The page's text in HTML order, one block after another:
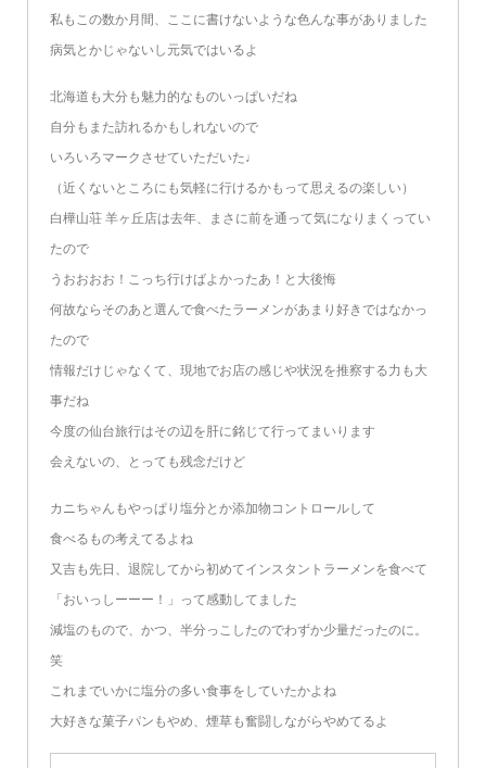
私もこの数か月間、ここに書けないような色んな事がありました
病気とかじゃないし元気ではいるよ
北海道も大分も魅力的なものいっぱいだね
自分もまた訪れるかもしれないので
いろいろマークさせていただいた♩
（近くないところにも気軽に行けるかもって思えるの楽しい）
白樺山荘 羊ヶ丘店は去年、まさに前を通って気になりまくってい
たので
うおおおお！こっち行けばよかったあ！と大後悔
何故ならそのあと選んで食べたラーメンがあまり好きではなかっ
たので
情報だけじゃなくて、現地でお店の感じや状況を推察する力も大
事だね
今度の仙台旅行はその辺を肝に銘じて行ってまいります
会えないの、とっても残念だけど
カニちゃんもやっぱり塩分とか添加物コントロールして
食べるもの考えてるよね
又吉も先日、退院してから初めてインスタントラーメンを食べて
「おいっしーーー！」って感動してました
減塩のもので、かつ、半分っこしたのでわずか少量だったのに。
笑
これまでいかに塩分の多い食事をしていたかよね
大好きな菓子パンもやめ、煙草も奮闘しながらやめてるよ